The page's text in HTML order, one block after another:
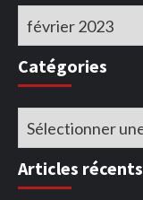
Archives
Catégories
Catégories
Articles récents